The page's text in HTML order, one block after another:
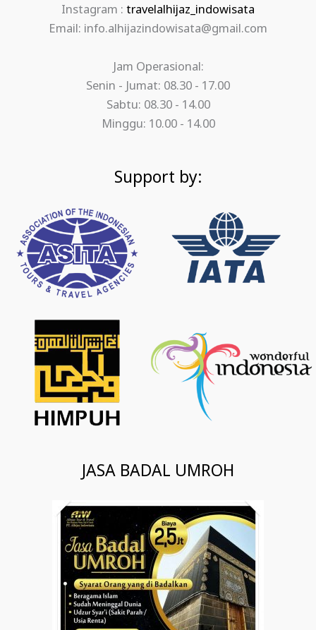
Instagram : travelalhijaz_indowisata
Email: info.alhijazindowisata@gmail.com
Jam Operasional:
Senin - Jumat: 08.30 - 17.00
Sabtu: 08.30 - 14.00
Minggu: 10.00 - 14.00
Support by:
JASA BADAL UMROH